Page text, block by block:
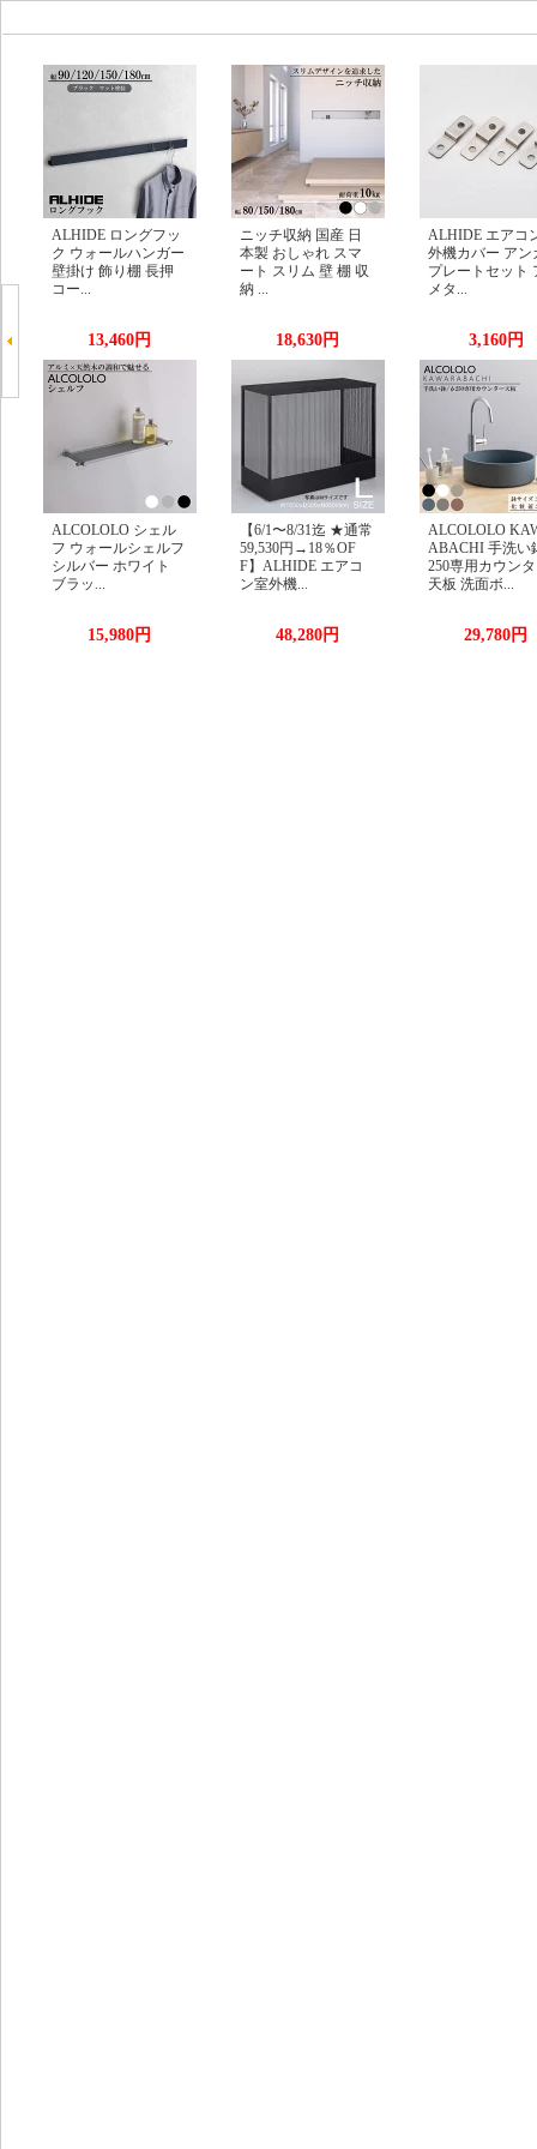
ALHIDE ロングフッ
ク ウォールハンガー
壁掛け 飾り棚 長押
コー...
13,460円
ALCOLOLO シェル
フ ウォールシェルフ
シルバー ホワイト
ブラッ...
15,980円
ニッチ収納 国産 日
本製 おしゃれ スマ
ート スリム 壁 棚 収
納 ...
18,630円
【6/1〜8/31迄 ★通常
59,530円→18％OF
F】ALHIDE エアコ
ン室外機...
48,280円
ALHIDE エアコ
外機カバー アン
プレートセット
メタ...
3,160円
ALCOLOLO
ABACHI 手洗い
250専用カウン
天板 洗面ボ...
29,780円